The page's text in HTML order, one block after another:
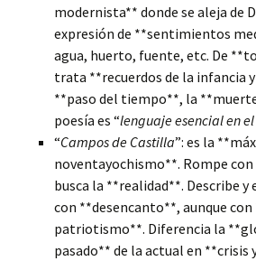
modernista** donde se aleja de
expresión de **sentimientos
agua, huerto, fuente, etc. De
trata **recuerdos de la infancia
**paso del tiempo**, la
poesía es “lenguaje esencial en
“Campos de Castilla”: es la
noventayochismo**. Rompe
busca la **realidad**. Describe y
con **desencanto**, aunque
patriotismo**. Diferencia la
pasado** de la actual en **crisis